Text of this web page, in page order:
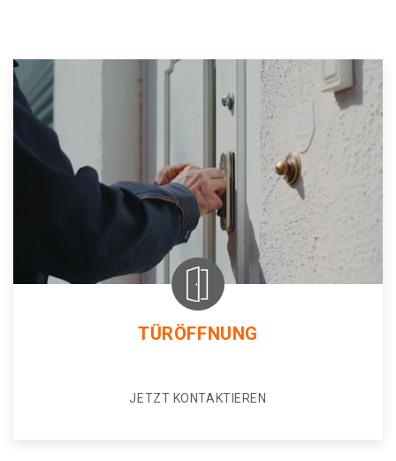
TÜRÖFFNUNG
JETZT KONTAKTIEREN